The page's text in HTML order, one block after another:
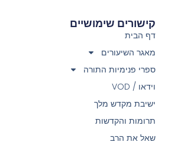
קישורים שימושיים
דף הבית
מאגר השיעורים
ספרי פנימיות התורה
וידאו / VOD
ישיבת מקדש מלך
תרומות והקדשות
שאל את הרב